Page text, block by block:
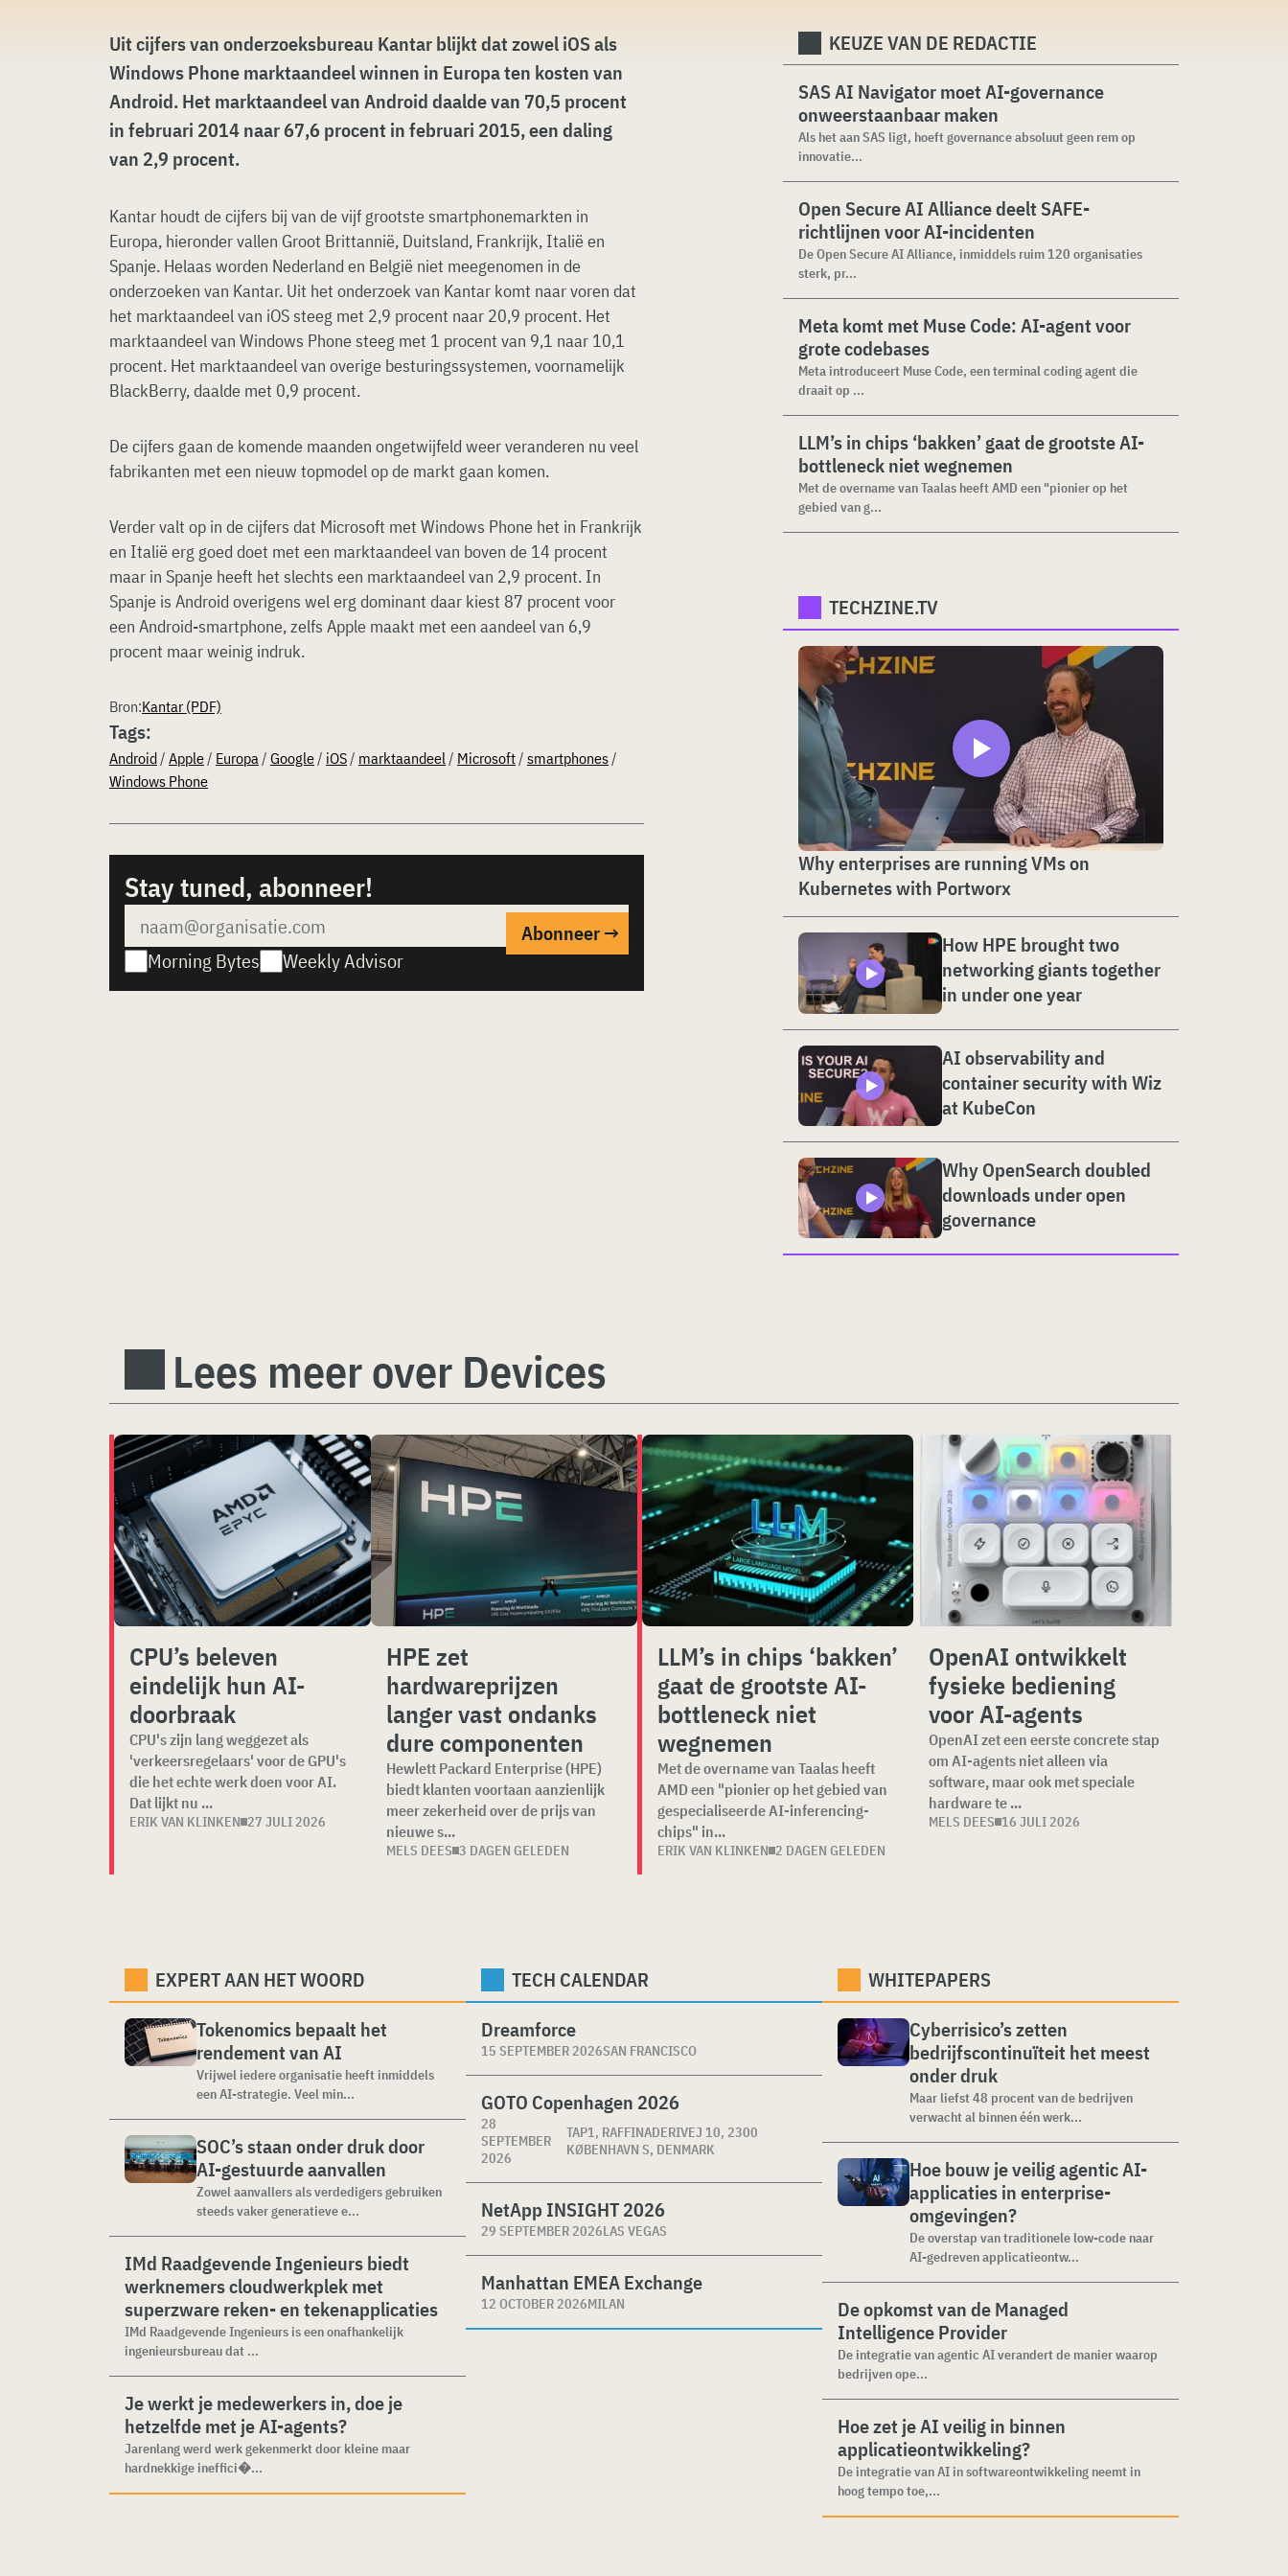
Uit cijfers van onderzoeksbureau Kantar blijkt dat zowel iOS als
Windows Phone marktaandeel winnen in Europa ten kosten van
Android. Het marktaandeel van Android daalde van 70,5 procent
in februari 2014 naar 67,6 procent in februari 2015, een daling
van 2,9 procent.
Kantar houdt de cijfers bij van de vijf grootste smartphonemarkten in
Europa, hieronder vallen Groot Brittannië, Duitsland, Frankrijk, Italië en
Spanje. Helaas worden Nederland en België niet meegenomen in de
onderzoeken van Kantar. Uit het onderzoek van Kantar komt naar voren dat
het marktaandeel van iOS steeg met 2,9 procent naar 20,9 procent. Het
marktaandeel van Windows Phone steeg met 1 procent van 9,1 naar 10,1
procent. Het marktaandeel van overige besturingssystemen, voornamelijk
BlackBerry, daalde met 0,9 procent.
De cijfers gaan de komende maanden ongetwijfeld weer veranderen nu veel
fabrikanten met een nieuw topmodel op de markt gaan komen.
Verder valt op in de cijfers dat Microsoft met Windows Phone het in Frankrijk
en Italië erg goed doet met een marktaandeel van boven de 14 procent
maar in Spanje heeft het slechts een marktaandeel van 2,9 procent. In
Spanje is Android overigens wel erg dominant daar kiest 87 procent voor
een Android-smartphone, zelfs Apple maakt met een aandeel van 6,9
procent maar weinig indruk.
Bron:Kantar (PDF)
Tags:
Android/ Apple/ Europa/ Google/ iOS/ marktaandeel/ Microsoft/ smartphones/
Windows Phone
Stay tuned, abonneer!
Morning Bytes Weekly Advisor
KEUZE VAN DE REDACTIE
SAS AI Navigator moet AI-governance
onweerstaanbaar maken
Als het aan SAS ligt, hoeft governance absoluut geen rem op
innovatie...
Open Secure AI Alliance deelt SAFE-
richtlijnen voor AI-incidenten
De Open Secure AI Alliance, inmiddels ruim 120 organisaties
sterk, pr...
Meta komt met Muse Code: AI-agent voor
grote codebases
Meta introduceert Muse Code, een terminal coding agent die
draait op ...
LLM’s in chips ‘bakken’ gaat de grootste AI-
bottleneck niet wegnemen
Met de overname van Taalas heeft AMD een "pionier op het
gebied van g...
TECHZINE.TV
Why enterprises are running VMs on
Kubernetes with Portworx
How HPE brought two
networking giants together
in under one year
AI observability and
container security with Wiz
at KubeCon
Why OpenSearch doubled
downloads under open
governance
Lees meer over Devices
CPU’s beleven
eindelijk hun AI-
doorbraak
CPU's zijn lang weggezet als
'verkeersregelaars' voor de GPU's
die het echte werk doen voor AI.
Dat lijkt nu ...
ERIK VAN KLINKEN 27 JULI 2026
HPE zet
hardwareprijzen
langer vast ondanks
dure componenten
Hewlett Packard Enterprise (HPE)
biedt klanten voortaan aanzienlijk
meer zekerheid over de prijs van
nieuwe s...
MELS DEES 3 DAGEN GELEDEN
LLM’s in chips ‘bakken’
gaat de grootste AI-
bottleneck niet
wegnemen
Met de overname van Taalas heeft
AMD een "pionier op het gebied van
gespecialiseerde AI-inferencing-
chips" in...
ERIK VAN KLINKEN 2 DAGEN GELEDEN
OpenAI ontwikkelt
fysieke bediening
voor AI-agents
OpenAI zet een eerste concrete stap
om AI-agents niet alleen via
software, maar ook met speciale
hardware te ...
MELS DEES 16 JULI 2026
EXPERT AAN HET WOORD
Tokenomics bepaalt het
rendement van AI
Vrijwel iedere organisatie heeft inmiddels
een AI-strategie. Veel min...
SOC’s staan onder druk door
AI-gestuurde aanvallen
Zowel aanvallers als verdedigers gebruiken
steeds vaker generatieve e...
IMd Raadgevende Ingenieurs biedt
werknemers cloudwerkplek met
superzware reken- en tekenapplicaties
IMd Raadgevende Ingenieurs is een onafhankelijk
ingenieursbureau dat ...
Je werkt je medewerkers in, doe je
hetzelfde met je AI-agents?
Jarenlang werd werk gekenmerkt door kleine maar
hardnekkige ineffici�...
TECH CALENDAR
Dreamforce
15 SEPTEMBER 2026SAN FRANCISCO
GOTO Copenhagen 2026
28
SEPTEMBER
2026
TAP1, RAFFINADERIVEJ 10, 2300
KØBENHAVN S, DENMARK
NetApp INSIGHT 2026
29 SEPTEMBER 2026LAS VEGAS
Manhattan EMEA Exchange
12 OCTOBER 2026MILAN
WHITEPAPERS
Cyberrisico’s zetten
bedrijfscontinuïteit het meest
onder druk
Maar liefst 48 procent van de bedrijven
verwacht al binnen één werk...
Hoe bouw je veilig agentic AI-
applicaties in enterprise-
omgevingen?
De overstap van traditionele low-code naar
AI-gedreven applicatieontw...
De opkomst van de Managed
Intelligence Provider
De integratie van agentic AI verandert de manier waarop
bedrijven ope...
Hoe zet je AI veilig in binnen
applicatieontwikkeling?
De integratie van AI in softwareontwikkeling neemt in
hoog tempo toe,...